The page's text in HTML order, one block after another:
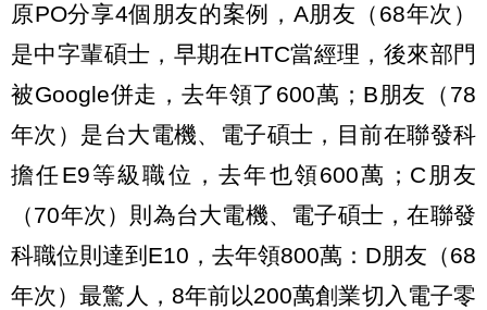
原PO分享4個朋友的案例，A朋友（68年次）
是中字輩碩士，早期在HTC當經理，後來部門
被Google併走，去年領了600萬；B朋友（78
年次）是台大電機、電子碩士，目前在聯發科
擔任E9等級職位，去年也領600萬；C朋友
（70年次）則為台大電機、電子碩士，在聯發
科職位則達到E10，去年領800萬：D朋友（68
年次）最驚人，8年前以200萬創業切入電子零